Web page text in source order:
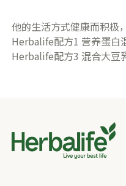
他的生活方式健康而积极
Herbalife配方1 营养蛋白
Herbalife配方3 混合大豆